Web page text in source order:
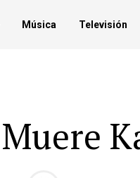
Música Televisión
Muere